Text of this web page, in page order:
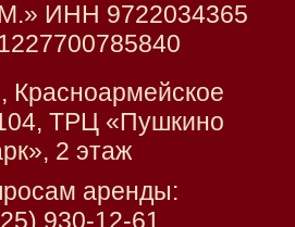
ИНН 9722034365
Красноармейское
ТРЦ «Пушкино
2 этаж
аренды:
930-12-61